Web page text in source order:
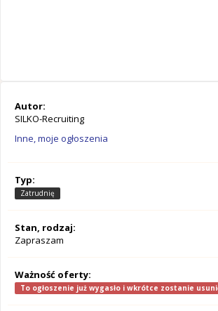
Autor:
SILKO-Recruiting
Inne, moje ogłoszenia
Typ:
Zatrudnię
Stan, rodzaj:
Zapraszam
Ważność oferty:
To ogłoszenie już wygasło i wkrótce zostanie